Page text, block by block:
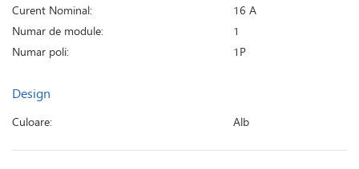
Curent Nominal:
16 A
Numar de module:
1
Numar poli:
1P
Design
Culoare: Alb